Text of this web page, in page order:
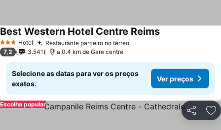
3 EstrelasHotel Restaurante parceiro no térreo
Best Western Hotel Centre Reims
7,2 3.541 a 0.4 km de Gare centre
Selecione as datas para ver os preços
exatos.
Ver preços
Partilhar
Escolha popular